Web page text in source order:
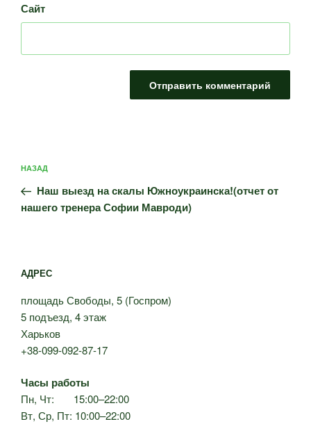
Сайт
по
записям
Предыдущая
запись:
НАЗАД
Наш выезд на скалы Южноукраинска!(отчет от
нашего тренера Софии Мавроди)
АДРЕС
площадь Свободы, 5 (Госпром)
5 подъезд, 4 этаж
Харьков
+38-099-092-87-17
Часы работы
Пн, Чт: 15:00–22:00
Вт, Ср, Пт: 10:00–22:00